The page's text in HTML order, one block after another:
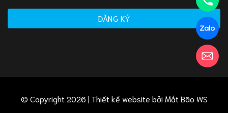
© Copyright 2026 | Thiết kế website bởi Mắt Bão WS